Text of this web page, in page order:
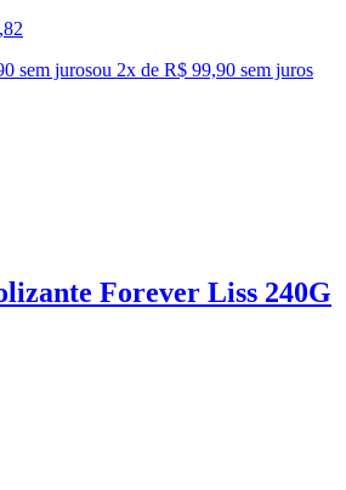
,82
sem jurosou 2x de R$ 99,90 sem juros
Forever Liss 240G